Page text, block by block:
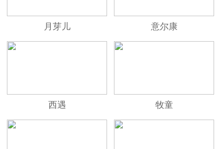
月芽儿 意尔康
西遇 牧童